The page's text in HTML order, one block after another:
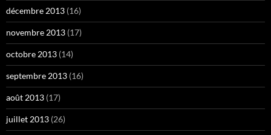
décembre 2013 (16)
novembre 2013 (17)
octobre 2013 (14)
septembre 2013 (16)
août 2013 (17)
juillet 2013 (26)